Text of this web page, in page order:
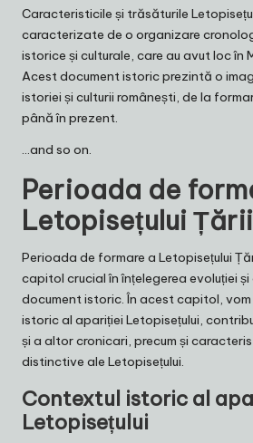
Caracteristicile și trăsăturile
caracterizate de o organizare
istorice și culturale, care au avut loc în
Acest document istoric prezintă o
istoriei și culturii românești, de la
până în prezent.
…and so on.
Perioada de
Letopisețului
Perioada de formare a Letopisețului
capitol crucial în înțelegerea evoluției
document istoric. În acest capitol,
istoric al apariției Letopisețului,
și a altor cronicari, precum și
distinctive ale Letopisețului.
Contextul istoric al
Letopisețului